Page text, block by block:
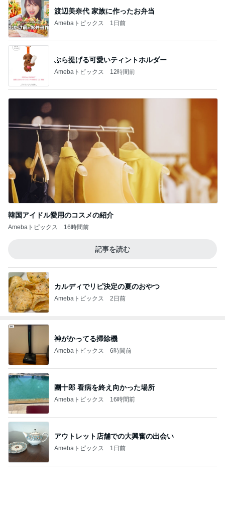
渡辺美奈代 家族に作ったお弁当
Amebaトピックス 1日前
ぶら提げる可愛いティントホルダー
Amebaトピックス 12時間前
韓国アイドル愛用のコスメの紹介
Amebaトピックス 16時間前
記事を読む
カルディでリピ決定の夏のおやつ
Amebaトピックス 2日前
神がかってる掃除機
Amebaトピックス 6時間前
團十郎 看病を終え向かった場所
Amebaトピックス 16時間前
アウトレット店舗での大興奮の出会い
Amebaトピックス 1日前